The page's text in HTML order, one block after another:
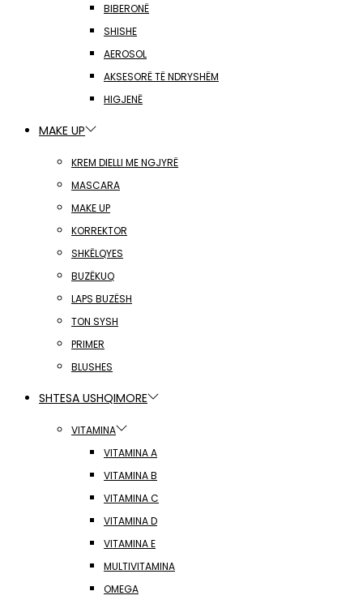
BIBERONË
SHISHE
AEROSOL
AKSESORË TË NDRYSHËM
HIGJENË
MAKE UP
KREM DIELLI ME NGJYRË
MASCARA
MAKE UP
KORREKTOR
SHKËLQYES
BUZËKUQ
LAPS BUZËSH
TON SYSH
PRIMER
BLUSHES
SHTESA USHQIMORE
VITAMINA
VITAMINA A
VITAMINA B
VITAMINA C
VITAMINA D
VITAMINA E
MULTIVITAMINA
OMEGA